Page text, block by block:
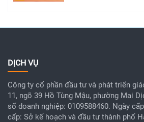
DỊCH VỤ
Công ty cổ phần đầu tư và phát triển
11, ngõ 39 Hồ Tùng Mậu, phường Mai
số doanh nghiệp: 0109588460. Ngày
cấp: Sở kế hoạch và đầu tư thành phố